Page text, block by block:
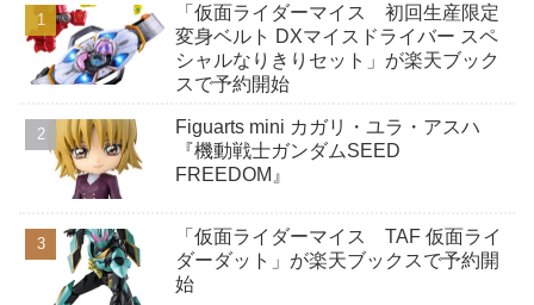
「仮面ライダーマイス 初回生産限定
変身ベルト DXマイスドライバー スペ
シャルなりきりセット」が楽天ブック
スで予約開始
Figuarts mini カガリ・ユラ・アスハ
『機動戦士ガンダムSEED
FREEDOM』
「仮面ライダーマイス TAF 仮面ライ
ダーダット」が楽天ブックスで予約開
始